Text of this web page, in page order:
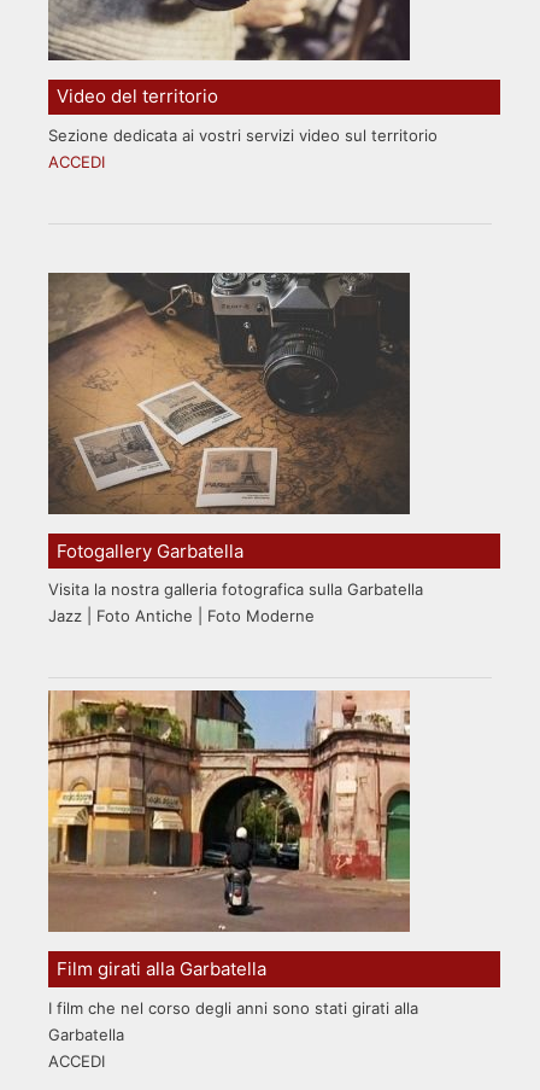
Video del territorio
Sezione dedicata ai vostri servizi video sul territorio
ACCEDI
Fotogallery Garbatella
Visita la nostra galleria fotografica sulla Garbatella
Jazz | Foto Antiche | Foto Moderne
Film girati alla Garbatella
I film che nel corso degli anni sono stati girati alla
Garbatella
ACCEDI